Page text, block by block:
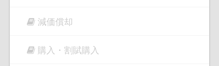
減価償却
購入・割賦購入